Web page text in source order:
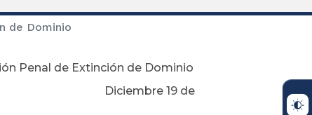
de Dominio
Penal de Extinción de Dominio
de